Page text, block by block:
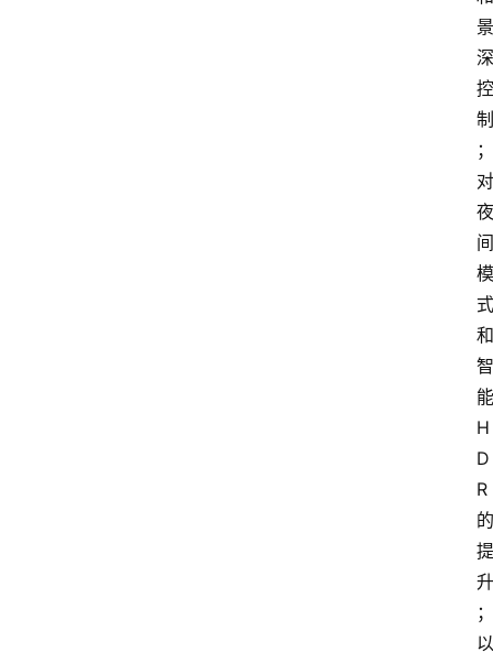
景
深
控
制
；
对
夜
间
模
式
和
智
能
H
D
R
的
提
升
；
以